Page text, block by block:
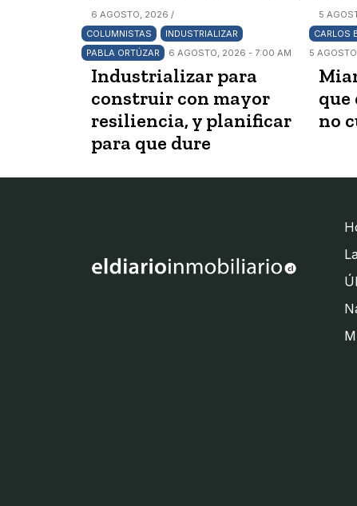
6 AGOSTO, 2026 /
COLUMNISTAS
INDUSTRIALIZAR
PABLA ORTÚZAR
6 AGOSTO, 2026 - 7:00 AM
Industrializar para
construir con mayor
resiliencia, y planificar
para que dure
5
CARLOS
5
que
no